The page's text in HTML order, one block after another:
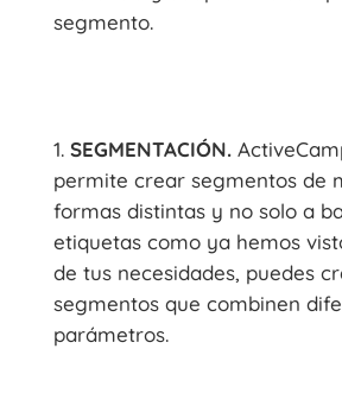
segmento.
SEGMENTACIÓN.
permite crear segmentos de
formas distintas y no solo a
etiquetas como ya hemos
de tus necesidades, puedes
segmentos que combinen
parámetros.